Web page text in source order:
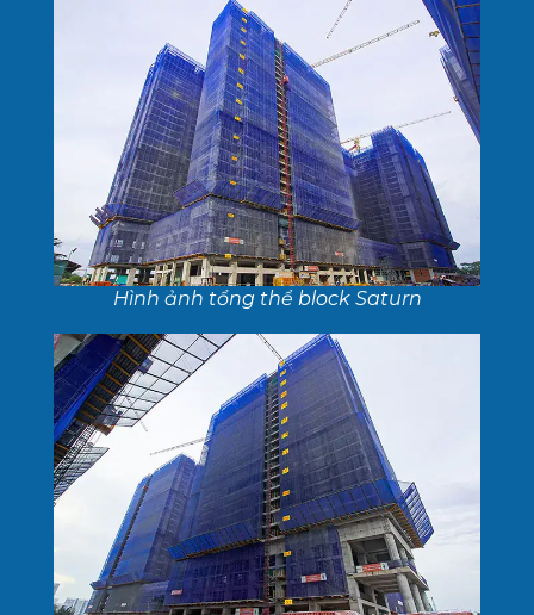
Hình ảnh tổng thể block Saturn